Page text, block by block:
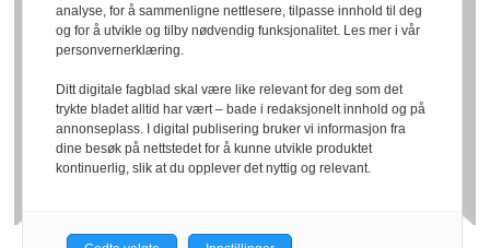
analyse, for å sammenligne nettlesere, tilpasse innhold til deg
og for å utvikle og tilby nødvendig funksjonalitet. Les mer i vår
personvernerklæring.
Ditt digitale fagblad skal være like relevant for deg som det
trykte bladet alltid har vært – bade i redaksjonelt innhold og på
annonseplass. I digital publisering bruker vi informasjon fra
dine besøk på nettstedet for å kunne utvikle produktet
kontinuerlig, slik at du opplever det nyttig og relevant.